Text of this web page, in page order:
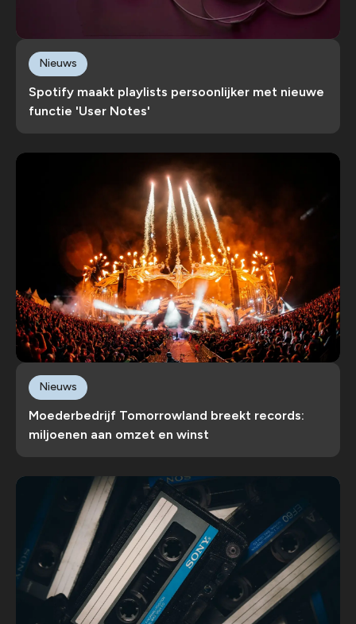
Spotify maakt playlists persoonlijker met nieuwe
functie 'User Notes'
Nieuws
Moederbedrijf Tomorrowland breekt records:
miljoenen aan omzet en winst
Nieuws